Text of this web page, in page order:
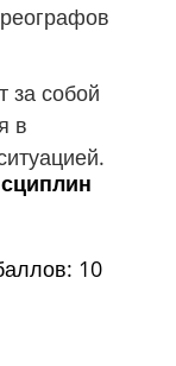
за собой
в
10